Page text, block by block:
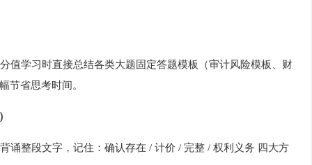
值学习时直接总结各类大题固定答题模板（审计风险模板、财
节省思考时间。
诵整段文字，记住：确认存在 / 计价 / 完整 / 权利义务 四大方